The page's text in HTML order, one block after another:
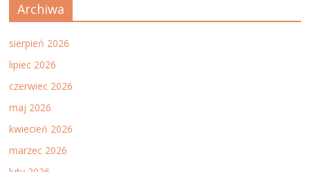
Archiwa
sierpień 2026
lipiec 2026
czerwiec 2026
maj 2026
kwiecień 2026
marzec 2026